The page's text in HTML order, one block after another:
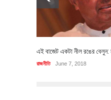
এই বাজেট একটা নীল রঙের
রাজনীতি June 7, 2018